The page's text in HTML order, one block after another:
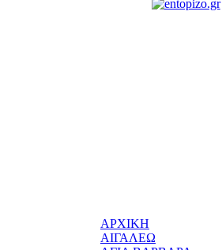
ΑΡΧΙΚΗ
ΑΙΓΑΛΕΩ